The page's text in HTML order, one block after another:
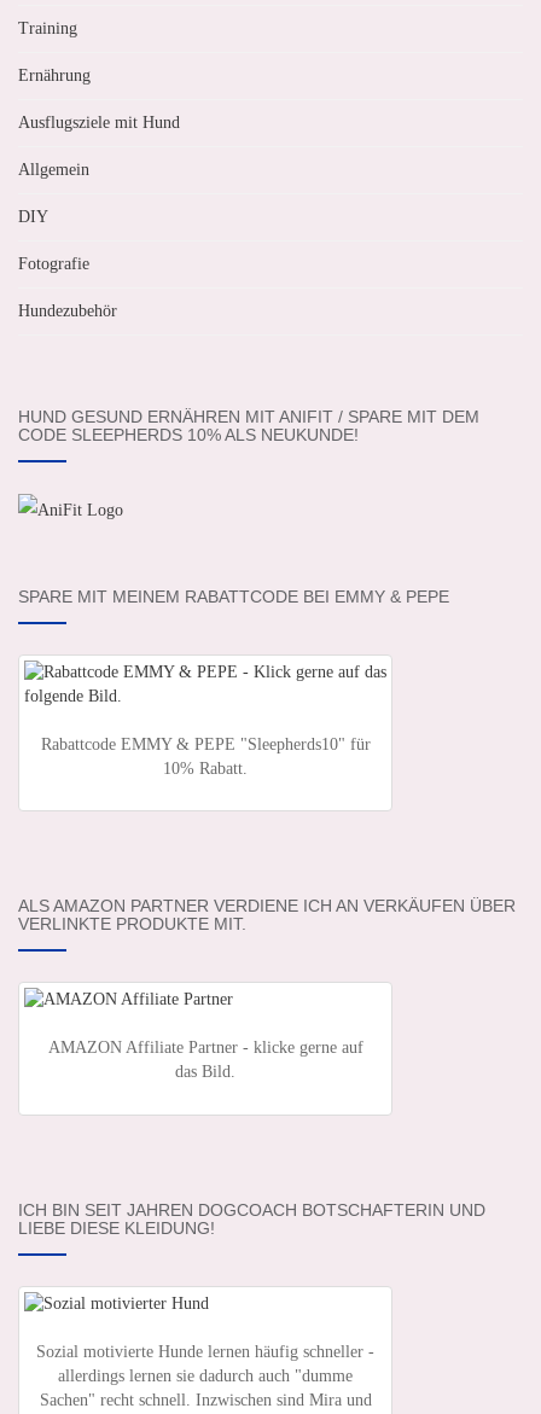
Training
Ernährung
Ausflugsziele mit Hund
Allgemein
DIY
Fotografie
Hundezubehör
HUND GESUND ERNÄHREN MIT ANIFIT / SPARE MIT DEM
CODE SLEEPHERDS 10% ALS NEUKUNDE!
SPARE MIT MEINEM RABATTCODE BEI EMMY & PEPE
Rabattcode EMMY & PEPE "Sleepherds10" für
10% Rabatt.
ALS AMAZON PARTNER VERDIENE ICH AN VERKÄUFEN ÜBER
VERLINKTE PRODUKTE MIT.
AMAZON Affiliate Partner - klicke gerne auf
das Bild.
ICH BIN SEIT JAHREN DOGCOACH BOTSCHAFTERIN UND
LIEBE DIESE KLEIDUNG!
Sozial motivierte Hunde lernen häufig schneller -
allerdings lernen sie dadurch auch "dumme
Sachen" recht schnell. Inzwischen sind Mira und